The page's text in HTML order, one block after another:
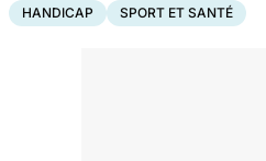
HANDICAP SPORT ET SANTÉ